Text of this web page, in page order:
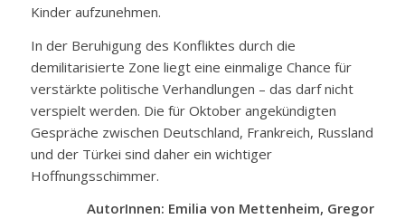
Kinder aufzunehmen.
In der Beruhigung des Konfliktes durch die
demilitarisierte Zone liegt eine einmalige Chance für
verstärkte politische Verhandlungen – das darf nicht
verspielt werden. Die für Oktober angekündigten
Gespräche zwischen Deutschland, Frankreich, Russland
und der Türkei sind daher ein wichtiger
Hoffnungsschimmer.
AutorInnen: Emilia von Mettenheim, Gregor